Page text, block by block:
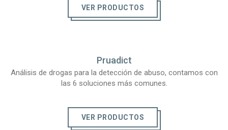
VER PRODUCTOS
Pruadict
Análisis de drogas para la detección de abuso, contamos con
las 6 soluciones más comunes.
VER PRODUCTOS